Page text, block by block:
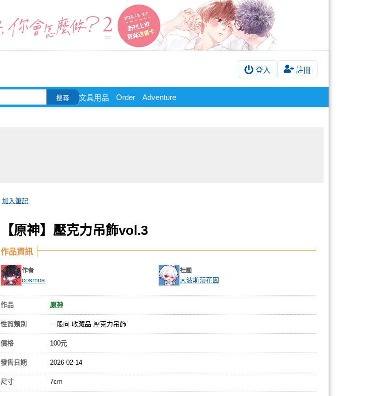
登入 註冊
搜尋 文具用品 Order Adventure
加入筆記
【原神】壓克力吊飾vol.3
作品資訊
作者
cosmos
社團
大波斯菊花園
作品 原神
性質類別 一般向 收藏品 壓克力吊飾
價格 100元
發售日期 2026-02-14
尺寸 7cm